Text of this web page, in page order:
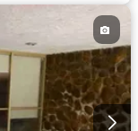
Electricidad
Permite niños